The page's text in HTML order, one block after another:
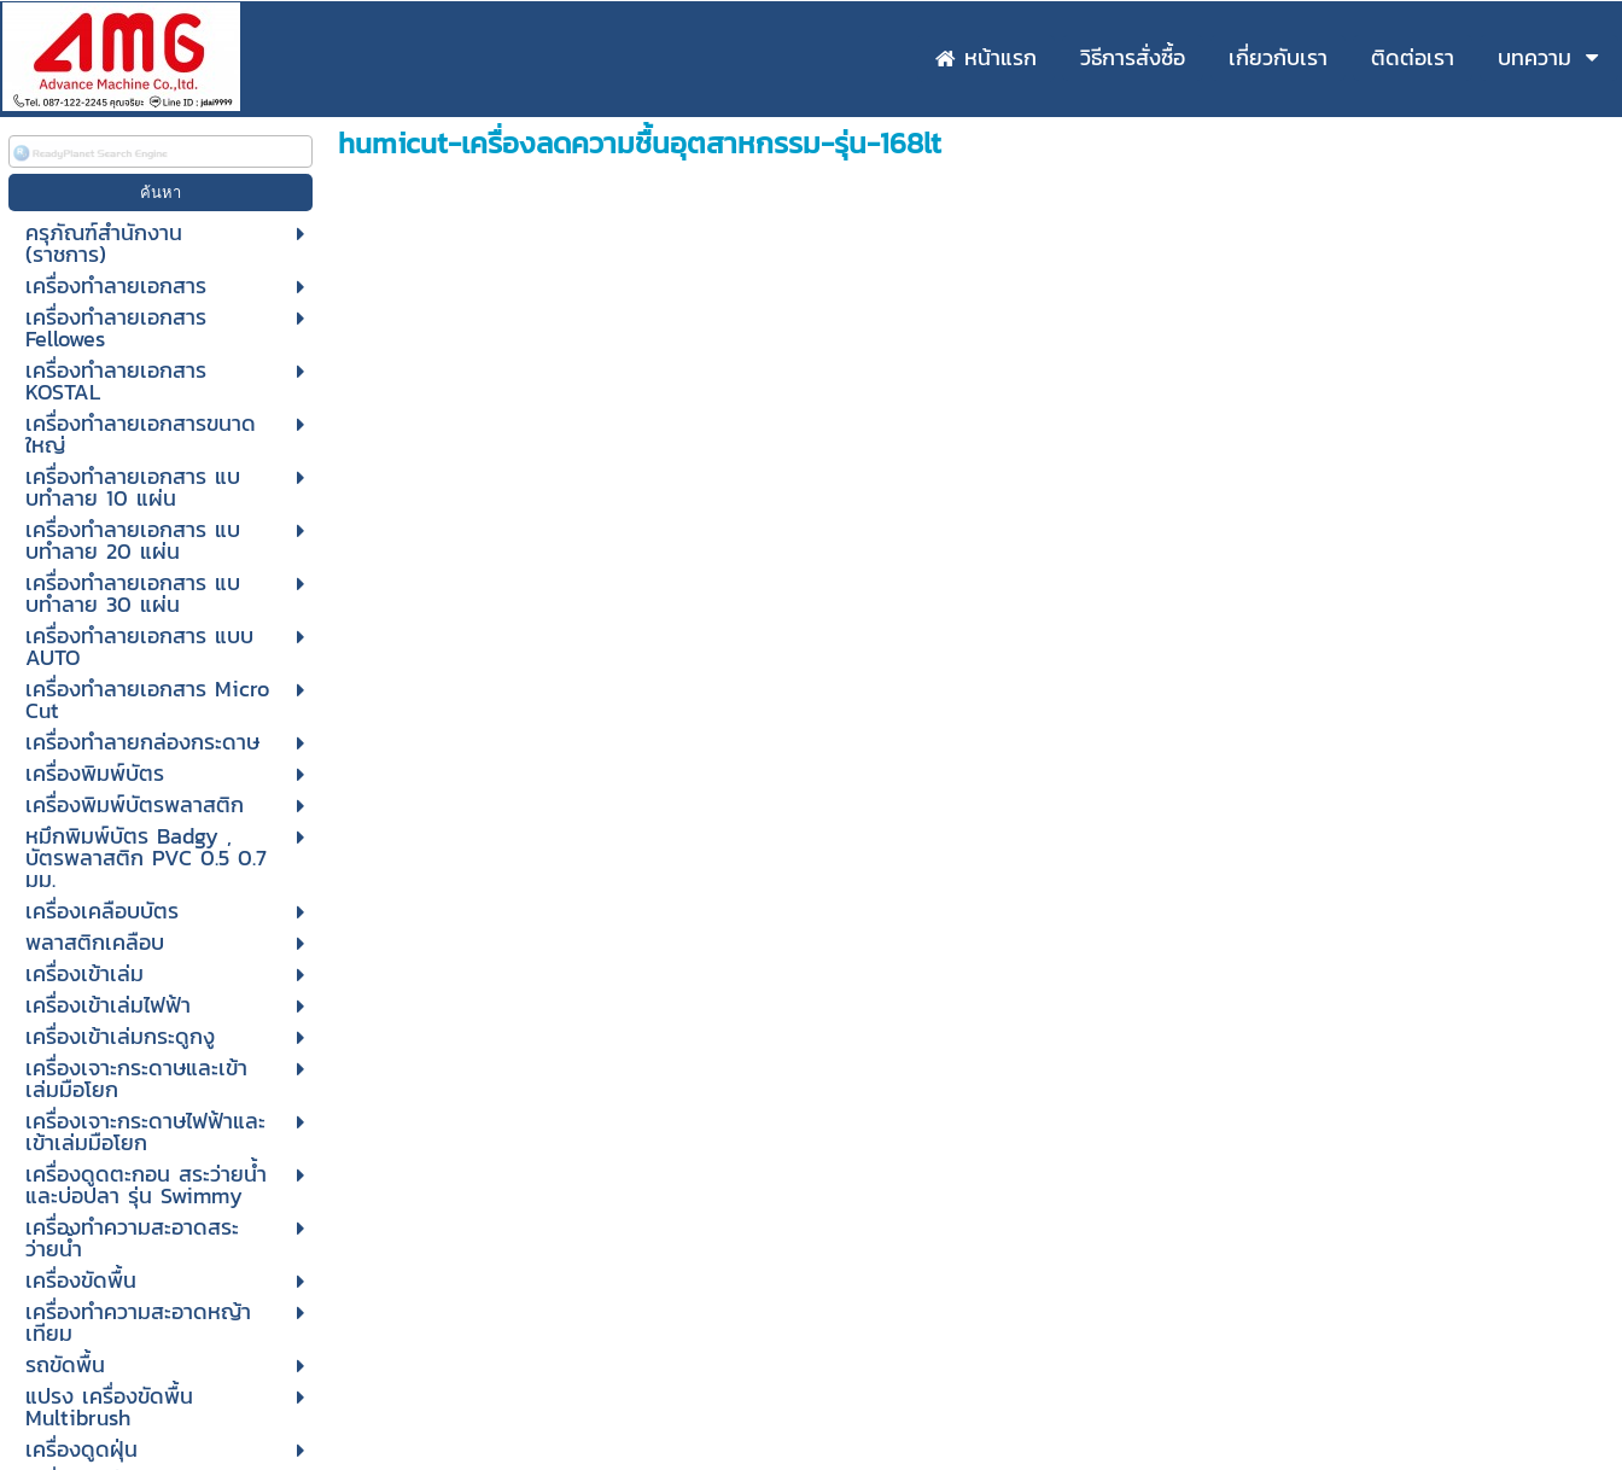
หน้าแรก วิธีการสั่งซื้อ เกี่ยวกับเรา ติดต่อเรา บทความ
ครุภัณฑ์สำนักงาน
(ราชการ)
เครื่องทำลายเอกสาร
เครื่องทำลายเอกสาร
Fellowes
เครื่องทำลายเอกสาร
KOSTAL
เครื่องทำลายเอกสารขนาด
ใหญ่
เครื่องทําลายเอกสาร แบ
บทําลาย 10 แผ่น
เครื่องทําลายเอกสาร แบ
บทําลาย 20 แผ่น
เครื่องทําลายเอกสาร แบ
บทําลาย 30 แผ่น
เครื่องทำลายเอกสาร แบบ
AUTO
เครื่องทำลายเอกสาร Micro
Cut
เครื่องทำลายกล่องกระดาษ
เครื่องพิมพ์บัตร
เครื่องพิมพ์บัตรพลาสติก
หมึกพิมพ์บัตร Badgy ,
บัตรพลาสติก PVC 0.5 0.7
มม.
เครื่องเคลือบบัตร
พลาสติกเคลือบ
เครื่องเข้าเล่ม
เครื่องเข้าเล่มไฟฟ้า
เครื่องเข้าเล่มกระดูกงู
เครื่องเจาะกระดาษและเข้า
เล่มมือโยก
เครื่องเจาะกระดาษไฟฟ้าและ
เข้าเล่มมือโยก
เครื่องดูดตะกอน สระว่ายน้ำ
และบ่อปลา รุ่น Swimmy
เครื่องทำความสะอาดสระ
ว่ายน้ำ
เครื่องขัดพื้น
เครื่องทำความสะอาดหญ้า
เทียม
รถขัดพื้น
แปรง เครื่องขัดพื้น
Multibrush
เครื่องดูดฝุ่น
humicut-เครื่องลดความชื้นอุตสาหกรรม-รุ่น-168lt